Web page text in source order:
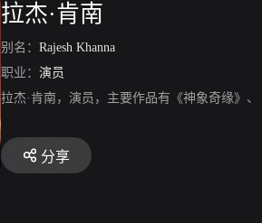
拉杰·肯南
别名： Rajesh Khanna
职业： 演员
拉杰·肯南，演员，主要作品有《神象奇缘》、
分享